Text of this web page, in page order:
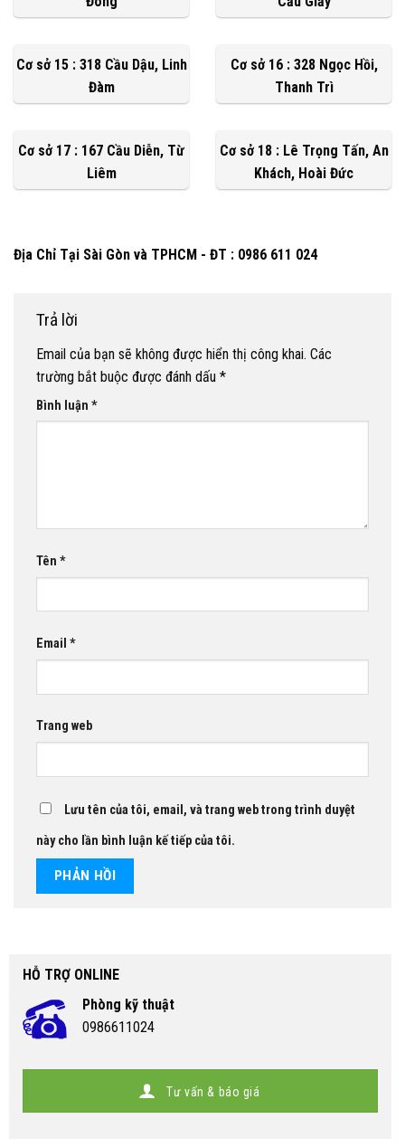
Cơ sở 15 : 318 Cầu Dậu, Linh
Đàm
Cơ sở 16 : 328 Ngọc Hồi,
Thanh Trì
Cơ sở 17 : 167 Cầu Diễn, Từ
Liêm
Cơ sở 18 : Lê Trọng Tấn, An
Khách, Hoài Đức
Địa Chỉ Tại Sài Gòn và TPHCM - ĐT : 0986 611 024
Trả lời
Email của bạn sẽ không được hiển thị công khai. Các
trường bắt buộc được đánh dấu *
Bình luận *
Tên *
Email *
Trang web
Lưu tên của tôi, email, và trang web trong trình duyệt
này cho lần bình luận kế tiếp của tôi.
HỖ TRỢ ONLINE
Phòng kỹ thuật
0986611024
Tư vấn & báo giá